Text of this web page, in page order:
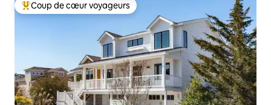
Coups de cœur voyageurs les plus appréciés
Coup de cœur voyageurs